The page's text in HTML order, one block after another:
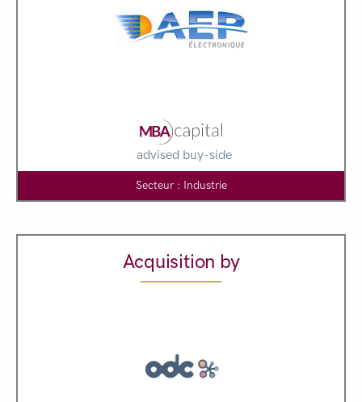
advised buy-side
Secteur : Industrie
Acquisition by